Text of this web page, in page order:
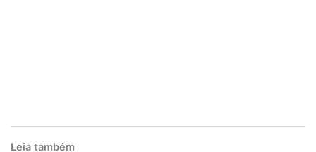
Leia também